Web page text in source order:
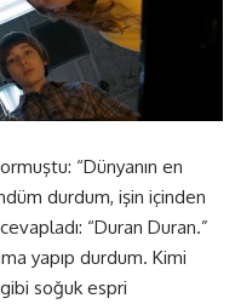
“Dünyanın en
durdum, işin içinden
“Duran Duran.”
yapıp durdum. Kimi
soğuk espri